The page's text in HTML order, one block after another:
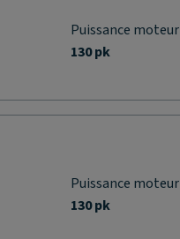
Puissance moteur
130 pk
Puissance moteur
130 pk